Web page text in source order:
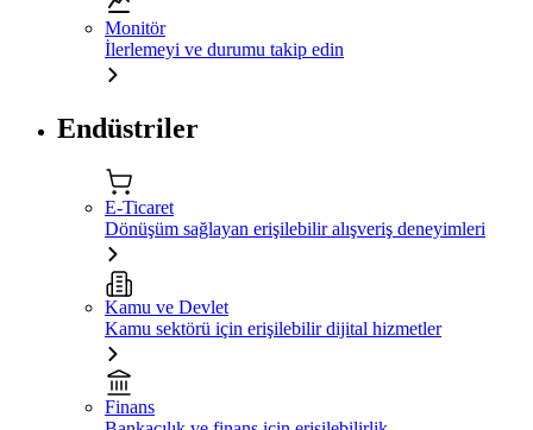
Monitör
İlerlemeyi ve durumu takip edin
Endüstriler
E-Ticaret
Dönüşüm sağlayan erişilebilir alışveriş deneyimleri
Kamu ve Devlet
Kamu sektörü için erişilebilir dijital hizmetler
Finans